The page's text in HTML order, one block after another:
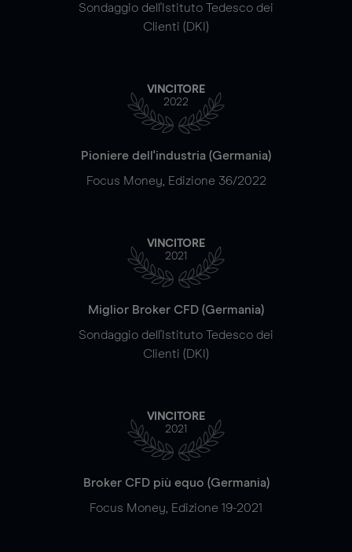
Sondaggio dell'Istituto Tedesco dei
Clienti (DKI)
VINCITORE
2022
Pioniere dell'industria (Germania)
Focus Money, Edizione 36/2022
VINCITORE
2021
Miglior Broker CFD (Germania)
Sondaggio dell'Istituto Tedesco dei
Clienti (DKI)
VINCITORE
2021
Broker CFD più equo (Germania)
Focus Money, Edizione 19-2021